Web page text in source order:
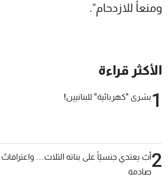
ومنعاً للازدحام".
الأكثر قراءة
1بشرى "كهربائية" للبنانيين!
2أبٌ يعتدي جنسيّاً على بناته الثلاث… واعترافاتٌ
صادمة